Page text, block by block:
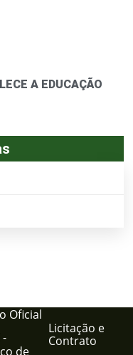
A EDUCAÇÃO
Oficial
-
de
Licitação e
Contrato